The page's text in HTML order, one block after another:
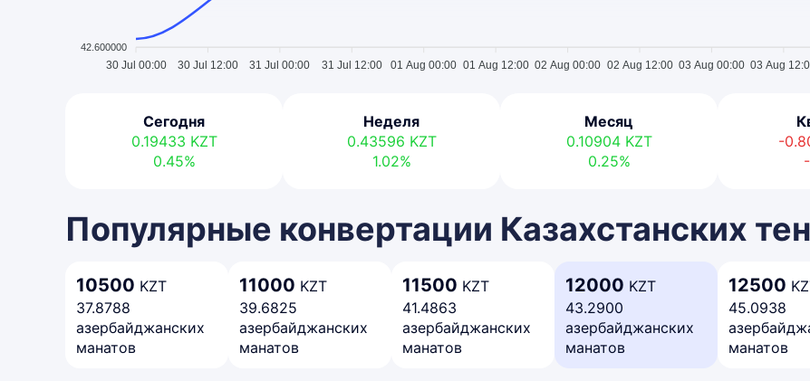
42.600000
30 Jul 00:00 30 Jul 12:00 31 Jul 00:00 31 Jul 12:00 01 Aug 00:00 01 Aug 12:00 02 Aug 00:00 02 Aug 12:00 03 Aug 00:00 03 Aug
Сегодня
0.19433 KZT
0.45%
Неделя
0.43596 KZT
1.02%
Месяц
0.10904 KZT
0.25%
-
Популярные конвертации Казахстанских
10500 KZT
37.8788
азербайджанских
манатов
11000 KZT
39.6825
азербайджанских
манатов
11500 KZT
41.4863
азербайджанских
манатов
12000 KZT
43.2900
азербайджанских
манатов
12500
45.0938
манатов